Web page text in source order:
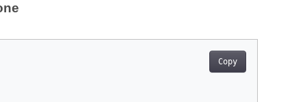
Copy